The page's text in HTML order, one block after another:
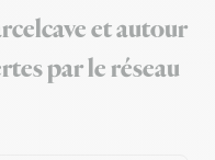
et autour
par le réseau